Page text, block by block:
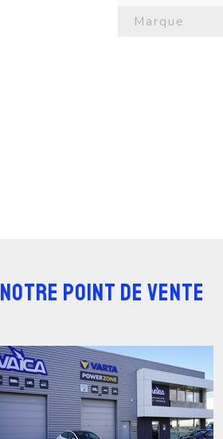
Marque
NOTRE POINT DE VENTE